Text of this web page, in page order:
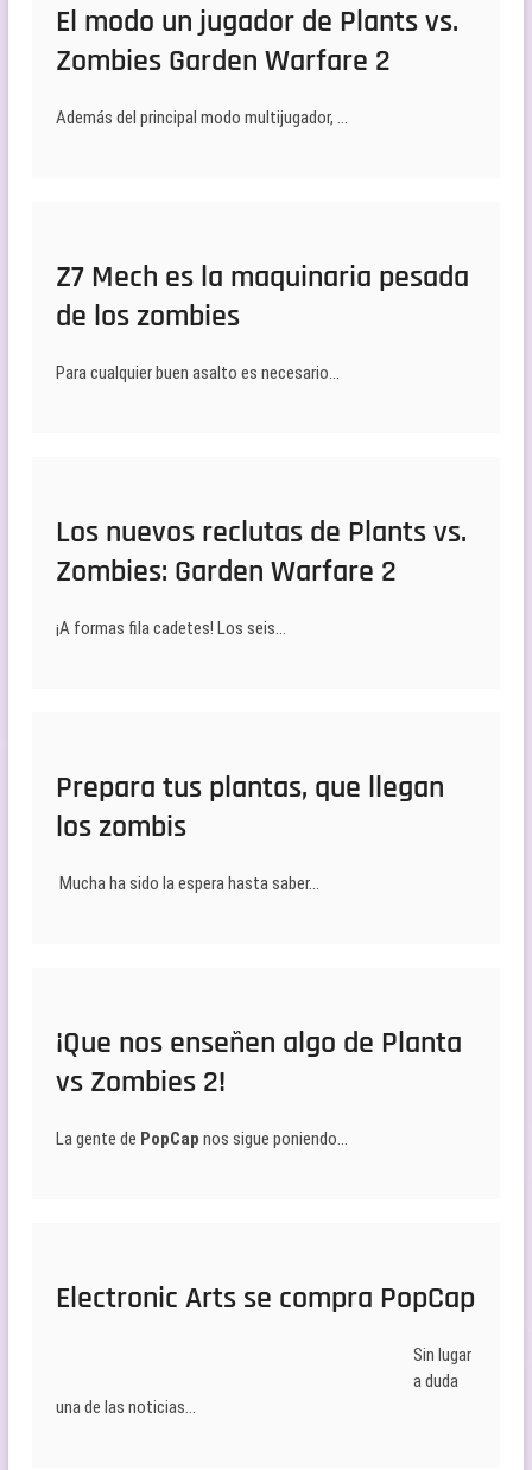
El modo un jugador de Plants vs.
Zombies Garden Warfare 2
Además del principal modo multijugador, …
Z7 Mech es la maquinaria pesada
de los zombies
Para cualquier buen asalto es necesario…
Los nuevos reclutas de Plants vs.
Zombies: Garden Warfare 2
¡A formas fila cadetes! Los seis…
Prepara tus plantas, que llegan
los zombis
Mucha ha sido la espera hasta saber…
¡Que nos enseñen algo de Planta
vs Zombies 2!
La gente de PopCap nos sigue poniendo…
Electronic Arts se compra PopCap
Sin lugar
a duda
una de las noticias…